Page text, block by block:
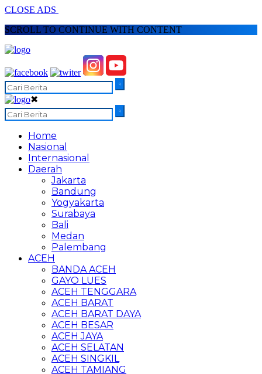
CLOSE ADS
SCROLL TO CONTINUE WITH CONTENT
✖
Home
Nasional
Internasional
Daerah
Jakarta
Bandung
Yogyakarta
Surabaya
Bali
Medan
Palembang
ACEH
BANDA ACEH
GAYO LUES
ACEH TENGGARA
ACEH BARAT
ACEH BARAT DAYA
ACEH BESAR
ACEH JAYA
ACEH SELATAN
ACEH SINGKIL
ACEH TAMIANG